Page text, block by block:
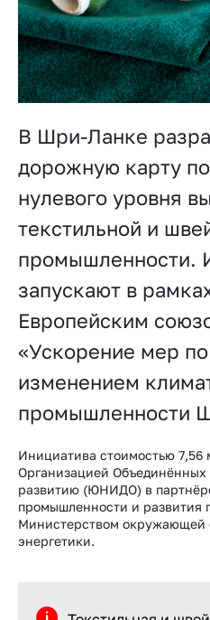
В Шри-Ланке
дорожную карту
нулевого уровня
текстильной и
промышленности.
запускают в
Европейским
«Ускорение мер
изменением
промышленности
Инициатива стоимостью 7,56
Организацией
развитию (ЮНИДО) в
промышленности и развития
Министерством окружающей
энергетики.